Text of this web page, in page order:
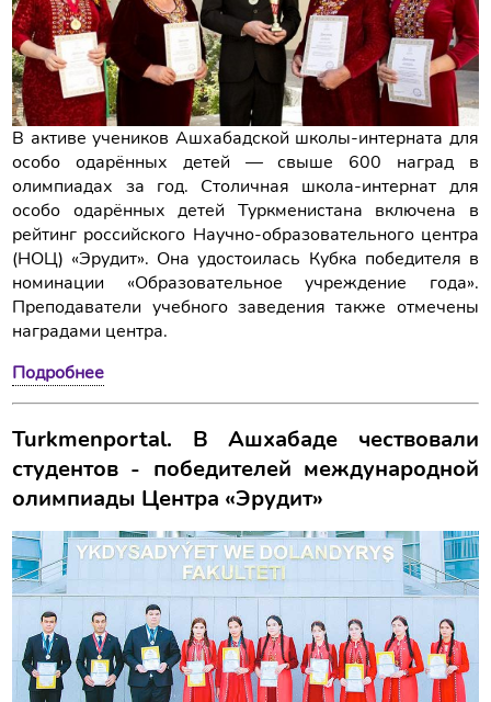
В активе учеников Ашхабадской школы-интерната для
особо одарённых детей — свыше 600 наград в
олимпиадах за год. Столичная школа-интернат для
особо одарённых детей Туркменистана включена в
рейтинг российского Научно-образовательного центра
(НОЦ) «Эрудит». Она удостоилась Кубка победителя в
номинации «Образовательное учреждение года».
Преподаватели учебного заведения также отмечены
наградами центра.
Подробнее
Turkmenportal. В Ашхабаде чествовали
студентов - победителей международной
олимпиады Центра «Эрудит»